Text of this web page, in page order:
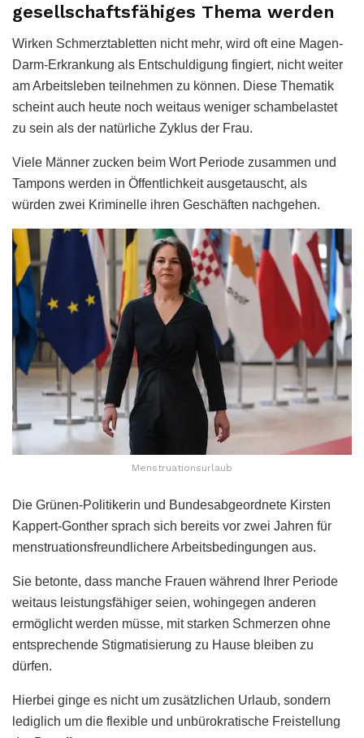
gesellschaftsfähiges Thema werden
Wirken Schmerztabletten nicht mehr, wird oft eine Magen-
Darm-Erkrankung als Entschuldigung fingiert, nicht weiter
am Arbeitsleben teilnehmen zu können. Diese Thematik
scheint auch heute noch weitaus weniger schambelastet
zu sein als der natürliche Zyklus der Frau.
Viele Männer zucken beim Wort Periode zusammen und
Tampons werden in Öffentlichkeit ausgetauscht, als
würden zwei Kriminelle ihren Geschäften nachgehen.
Menstruationsurlaub
Die Grünen-Politikerin und Bundesabgeordnete Kirsten
Kappert-Gonther sprach sich bereits vor zwei Jahren für
menstruationsfreundlichere Arbeitsbedingungen aus.
Sie betonte, dass manche Frauen während Ihrer Periode
weitaus leistungsfähiger seien, wohingegen anderen
ermöglicht werden müsse, mit starken Schmerzen ohne
entsprechende Stigmatisierung zu Hause bleiben zu
dürfen.
Hierbei ginge es nicht um zusätzlichen Urlaub, sondern
lediglich um die flexible und unbürokratische Freistellung